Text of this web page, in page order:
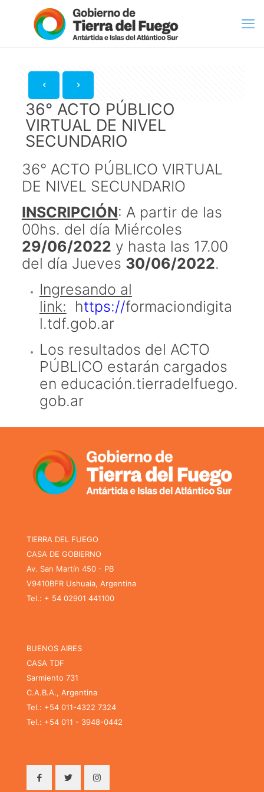
36° ACTO PÚBLICO
VIRTUAL DE NIVEL
SECUNDARIO
36° ACTO PÚBLICO VIRTUAL
DE NIVEL SECUNDARIO
INSCRIPCIÓN: A partir de las
00hs. del día Miércoles
29/06/2022 y hasta las 17.00
del día Jueves 30/06/2022.
Ingresando al
link: https://formaciondigita
l.tdf.gob.ar
Los resultados del ACTO
PÚBLICO estarán cargados
en educación.tierradelfuego.
gob.ar
TIERRA DEL FUEGO
CASA DE GOBIERNO
Av. San Martín 450 - PB
V9410BFR Ushuaia, Argentina
Tel.: + 54 02901 441100
BUENOS AIRES
CASA TDF
Sarmiento 731
C.A.B.A., Argentina
Tel.: +54 011-4322 7324
Tel.: +54 011 - 3948-0442